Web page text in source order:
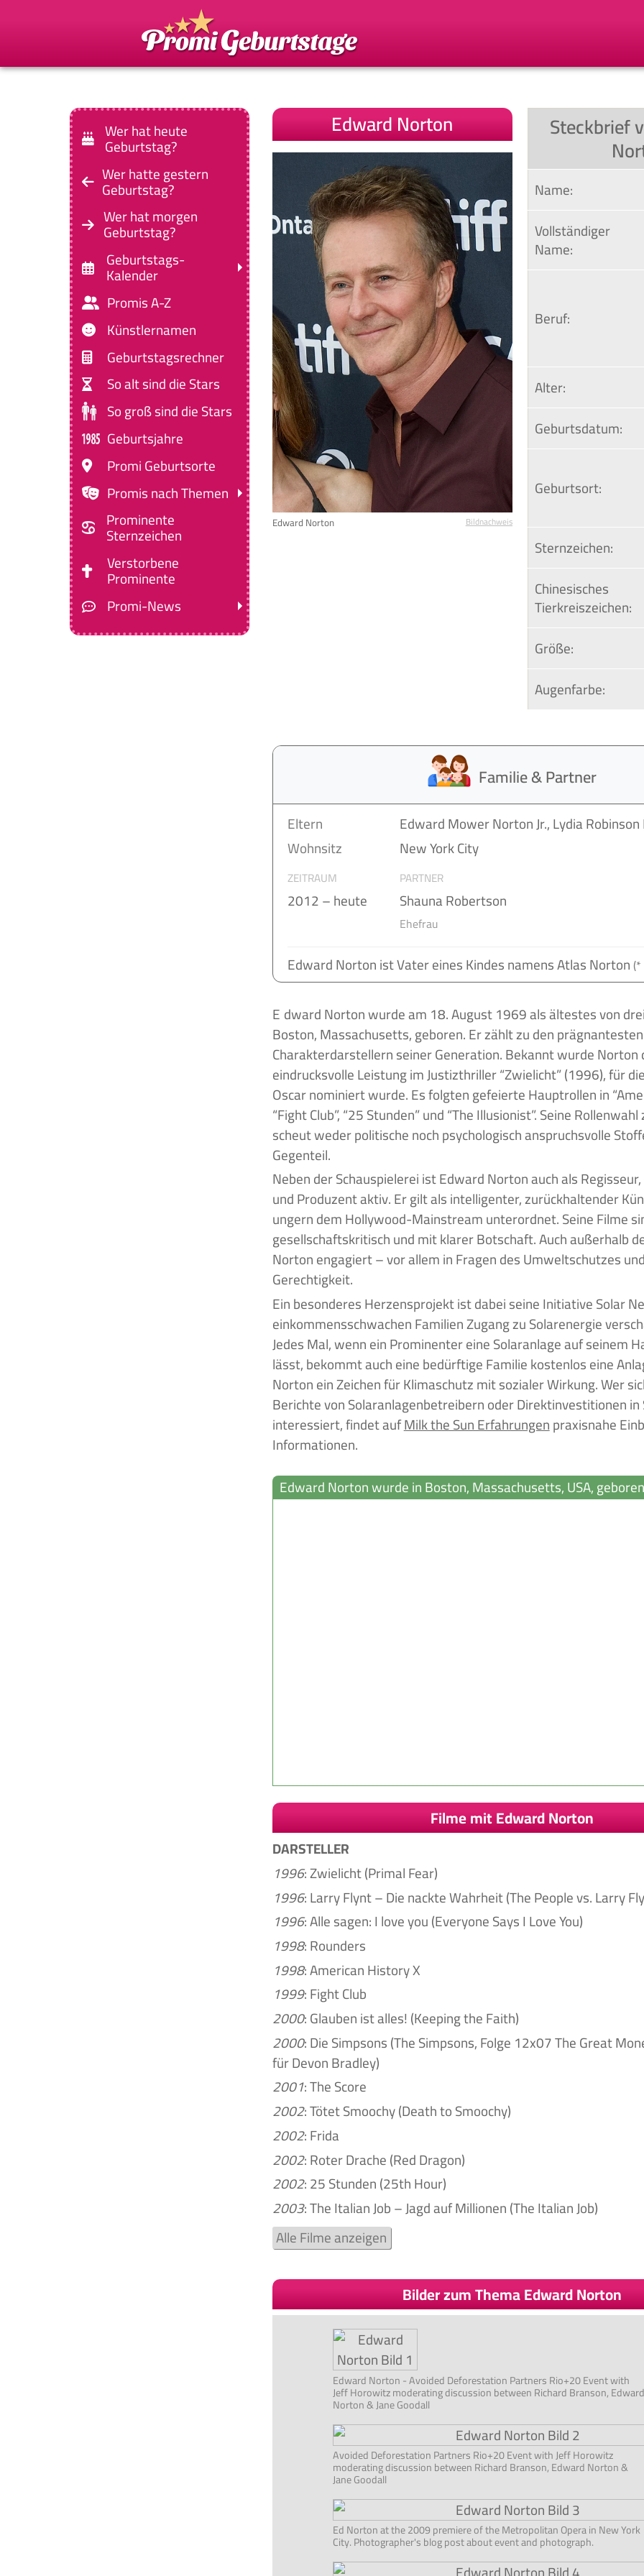
Wer hat heute
Geburtstag?
Wer hatte gestern
Geburtstag?
Wer hat morgen
Geburtstag?
Geburtstags-
Kalender
Promis A-Z
Künstlernamen
Geburtstagsrechner
So alt sind die Stars
So groß sind die Stars
Geburtsjahre
Promi Geburtsorte
Promis nach Themen
Prominente
Sternzeichen
Verstorbene
Prominente
Promi-News
Edward Norton
Edward Norton Bildnachweis
Steckbrief
Name:
Vollständiger
Name:
Beruf:
Alter:
Geburtsdatum:
Geburtsort:
Sternzeichen:
Chinesisches
Tierkreiszeichen:
Größe:
Augenfarbe:
Familie & Partner
Eltern
Edward Mower Norton Jr., Lydia
Wohnsitz
New York City
ZEITRAUM PARTNER
2012 – heute Shauna Robertson
Ehefrau
Edward Norton ist Vater eines Kindes namens Atlas Norton
Edward Norton wurde am 18. August 1969 als ältestes von drei Geschwistern in
Boston, Massachusetts, geboren. Er zählt zu den prägnantesten
Charakterdarstellern seiner Generation. Bekannt wurde Norton
eindrucksvolle Leistung im Justizthriller “Zwielicht” (1996), für
Oscar nominiert wurde. Es folgten gefeierte Hauptrollen in
“Fight Club”, “25 Stunden” und “The Illusionist”. Seine
scheut weder politische noch psychologisch anspruchsvolle
Gegenteil.
Neben der Schauspielerei ist Edward Norton auch als
und Produzent aktiv. Er gilt als intelligenter, zurückhaltender
ungern dem Hollywood-Mainstream unterordnet. Seine Filme
gesellschaftskritisch und mit klarer Botschaft. Auch außerhalb
Norton engagiert – vor allem in Fragen des Umweltschutzes
Gerechtigkeit.
Ein besonderes Herzensprojekt ist dabei seine Initiative Solar
einkommensschwachen Familien Zugang zu Solarenergie
Jedes Mal, wenn ein Prominenter eine Solaranlage auf seinem
lässt, bekommt auch eine bedürftige Familie kostenlos eine
Norton ein Zeichen für Klimaschutz mit sozialer Wirkung. Wer
Berichte von Solaranlagenbetreibern oder Direktinvestitionen
interessiert, findet aufMilk the Sun Erfahrungenpraxisnahe
Informationen.
Edward Norton wurde in Boston, Massachusetts, USA,
Filme mit Edward Norton
DARSTELLER
1996: Zwielicht (Primal Fear)
1996: Larry Flynt – Die nackte Wahrheit (The People vs. Larry
1996: Alle sagen: I love you (Everyone Says I Love You)
1998: Rounders
1998: American History X
1999: Fight Club
2000: Glauben ist alles! (Keeping the Faith)
2000: Die Simpsons (The Simpsons, Folge 12x07 The Great
für Devon Bradley)
2001: The Score
2002: Tötet Smoochy (Death to Smoochy)
2002: Frida
2002: Roter Drache (Red Dragon)
2002: 25 Stunden (25th Hour)
2003: The Italian Job – Jagd auf Millionen (The Italian Job)
Alle Filme anzeigen
Bilder zum Thema Edward Norton
Edward Norton - Avoided Deforestation Partners Rio+20 Event with
Jeff Horowitz moderating discussion between Richard Branson, Edward
Norton & Jane Goodall
Avoided Deforestation Partners Rio+20 Event with Jeff Horowitz
moderating discussion between Richard Branson, Edward Norton &
Jane Goodall
Ed Norton at the 2009 premiere of the Metropolitan Opera in New York
City. Photographer's blog post about event and photograph.